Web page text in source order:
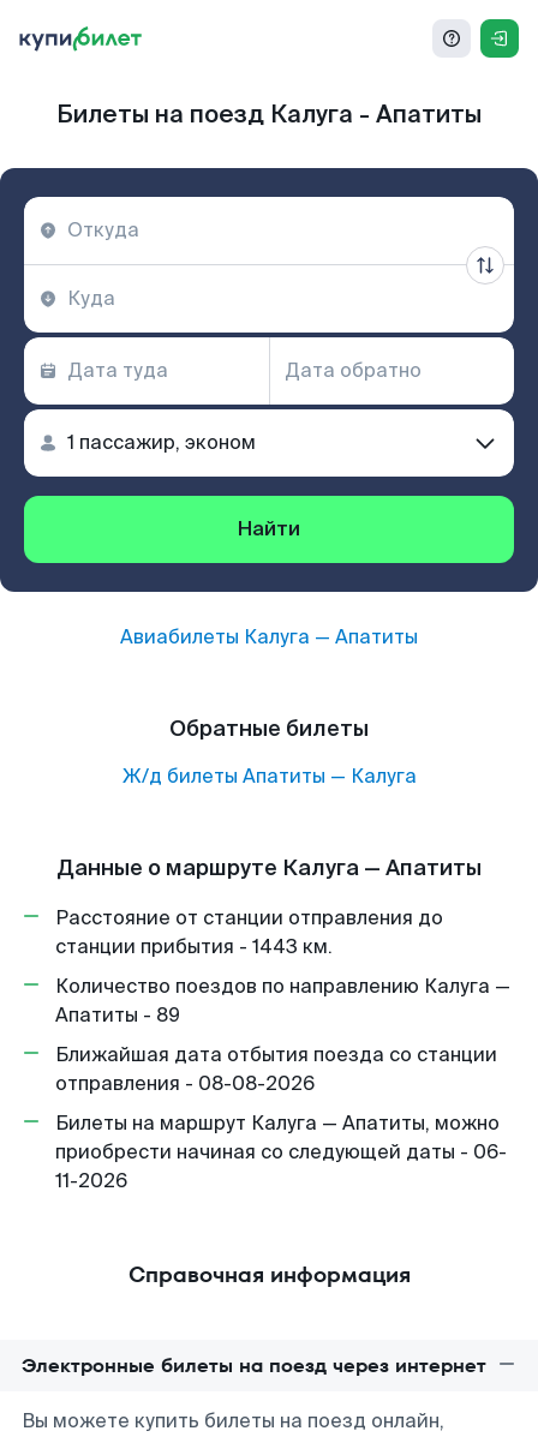
Билеты на поезд Калуга - Апатиты
Найти
Авиабилеты Калуга — Апатиты
Обратные билеты
Ж/д билеты Апатиты — Калуга
Данные о маршруте Калуга — Апатиты
Расстояние от станции отправления до
станции прибытия - 1443 км.
Количество поездов по направлению Калуга —
Апатиты - 89
Ближайшая дата отбытия поезда со станции
отправления - 08-08-2026
Билеты на маршрут Калуга — Апатиты, можно
приобрести начиная со следующей даты - 06-
11-2026
Справочная информация
Электронные билеты на поезд через интернет
Вы можете купить билеты на поезд онлайн,